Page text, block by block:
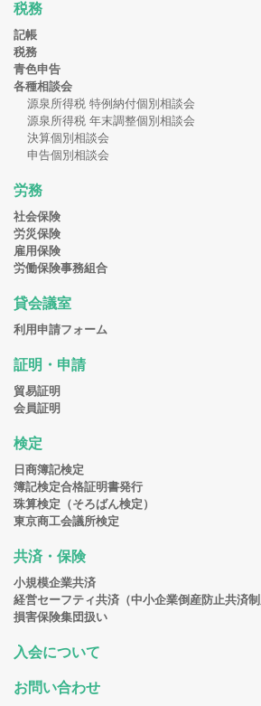
税務
記帳
税務
青色申告
各種相談会
源泉所得税 特例納付個別相談会
源泉所得税 年末調整個別相談会
決算個別相談会
申告個別相談会
労務
社会保険
労災保険
雇用保険
労働保険事務組合
貸会議室
利用申請フォーム
証明・申請
貿易証明
会員証明
検定
日商簿記検定
簿記検定合格証明書発行
珠算検定（そろばん検定）
東京商工会議所検定
共済・保険
小規模企業共済
経営セーフティ共済（中小企業倒産防止共済制
損害保険集団扱い
入会について
お問い合わせ